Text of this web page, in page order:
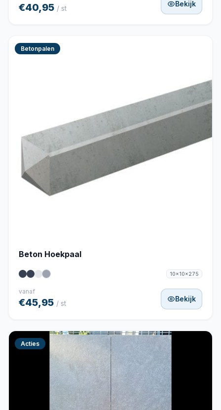
€40,95 / st
Bekijk
Betonpalen
Beton Hoekpaal
10x10x275
vanaf
€45,95 / st
Bekijk
Acties